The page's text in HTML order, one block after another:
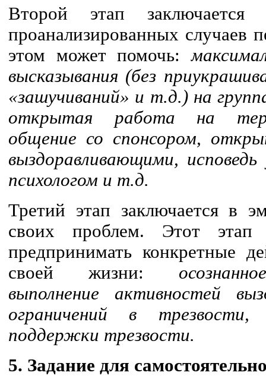
Второй этап заключается
проанализированных случаев
этом может помочь:
высказывания (без
«зашучиваний» и т.д.) на
открытая работа на
общение со спонсором,
выздоравливающими,
психологом и т.д.
Третий этап заключается в
своих проблем. Этот
предпринимать конкретные
своей жизни:
выполнение активностей
ограничений в трезвости,
поддержки трезвости.
5. Задание для